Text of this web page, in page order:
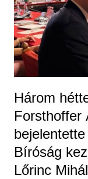
Három
Forsthoffer
Bíróság
Lőrinc